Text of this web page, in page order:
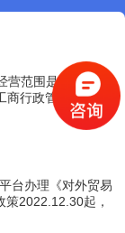
范围是否包含“货
行政管理部门增
台办理《对外贸易
2022.12.30起，